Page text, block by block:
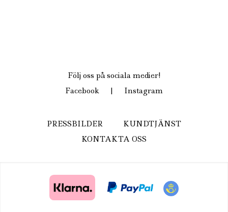
Följ oss på sociala medier!
Facebook | Instagram
PRESSBILDER
KUNDTJÄNST
KONTAKTA OSS